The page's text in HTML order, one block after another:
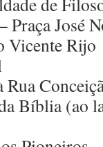
Praça José
Vicente Rijo
Rua
Bíblia (ao